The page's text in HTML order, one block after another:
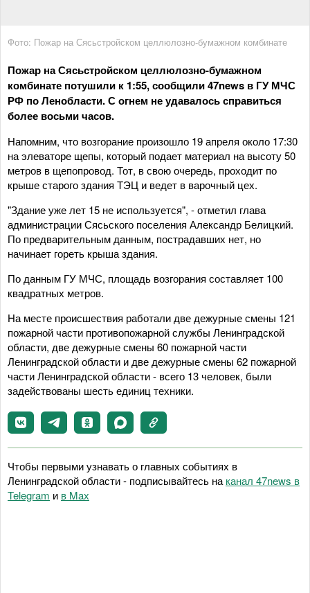
Фото: Пожар на Сясьстройском целлюлозно-бумажном комбинате
Пожар на Сясьстройском целлюлозно-бумажном
комбинате потушили к 1:55, сообщили 47news в ГУ МЧС
РФ по Ленобласти. С огнем не удавалось справиться
более восьми часов.
Напомним, что возгорание произошло 19 апреля около 17:30
на элеваторе щепы, который подает материал на высоту 50
метров в щепопровод. Тот, в свою очередь, проходит по
крыше старого здания ТЭЦ и ведет в варочный цех.
"Здание уже лет 15 не используется", - отметил глава
администрации Сясьского поселения Александр Белицкий.
По предварительным данным, пострадавших нет, но
начинает гореть крыша здания.
По данным ГУ МЧС, площадь возгорания составляет 100
квадратных метров.
На месте происшествия работали две дежурные смены 121
пожарной части противопожарной службы Ленинградской
области, две дежурные смены 60 пожарной части
Ленинградской области и две дежурные смены 62 пожарной
части Ленинградской области - всего 13 человек, были
задействованы шесть единиц техники.
Чтобы первыми узнавать о главных событиях в
Ленинградской области - подписывайтесь на канал 47news в
Telegram и в Maх